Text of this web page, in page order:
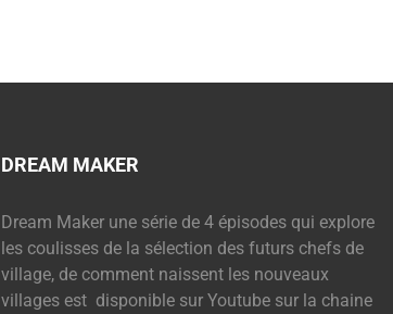
DREAM MAKER
Dream Maker une série de 4 épisodes qui explore
les coulisses de la sélection des futurs chefs de
village, de comment naissent les nouveaux
villages est disponible sur Youtube sur la chaine